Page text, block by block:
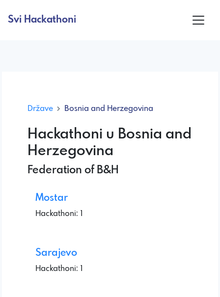
Svi Hackathoni
Države Bosnia and Herzegovina
Hackathoni u Bosnia and
Herzegovina
Federation of B&H
Mostar
Hackathoni: 1
Sarajevo
Hackathoni: 1